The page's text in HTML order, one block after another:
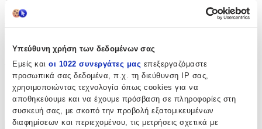
Υπεύθυνη χρήση των δεδομένων σας
Εμείς και οι 1022 συνεργάτες μας επεξεργαζόμαστε
προσωπικά σας δεδομένα, π.χ. τη διεύθυνση IP σας,
χρησιμοποιώντας τεχνολογία όπως cookies για να
αποθηκεύουμε και να έχουμε πρόσβαση σε πληροφορίες στη
συσκευή σας, με σκοπό την προβολή εξατομικευμένων
διαφημίσεων και περιεχομένου, τις μετρήσεις σχετικά με
έτσι ώστε να μην μεγαλώνουν στο δέρμα. Ιδανικό για σκληρά και
δυνατά νύχια. Κατάλληλο για νύχια ποδιών και χεριών. Ψαλιδάκι
Χαρακτηριστικά
Κατασκευαστής:
OEM